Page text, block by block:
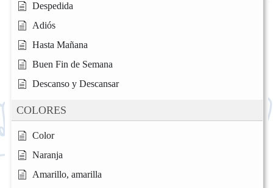
Despedida
Adiós
Hasta Mañana
Buen Fin de Semana
Descanso y Descansar
COLORES
Color
Naranja
Amarillo, amarilla